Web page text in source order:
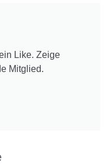
Like. Zeige
Mitglied.